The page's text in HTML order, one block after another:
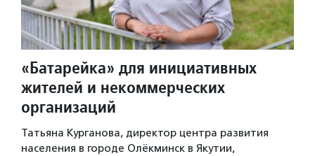
«Батарейка» для инициативных
жителей и некоммерческих
организаций
Татьяна Курганова, директор центра развития
населения в городе Олёкминск в Якутии,